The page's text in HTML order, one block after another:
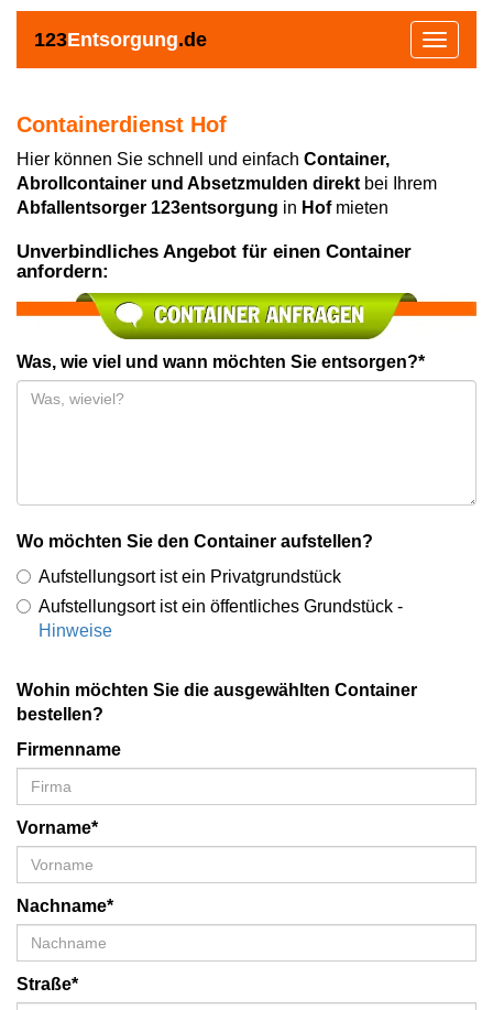
123Entsorgung.de
Toggle
Containerdienst Hof
Hier können Sie schnell und einfach Container,
Abrollcontainer und Absetzmulden direkt bei Ihrem
Abfallentsorger 123entsorgung in Hofmieten
Unverbindliches Angebot für einen Container
anfordern:
Was, wie viel und wann möchten Sie entsorgen?*
Wo möchten Sie den Container aufstellen?
Aufstellungsort ist ein Privatgrundstück
Aufstellungsort ist ein öffentliches Grundstück -
Hinweise
Wohin möchten Sie die ausgewählten Container
bestellen?
Firmenname
Vorname*
Nachname*
Straße*